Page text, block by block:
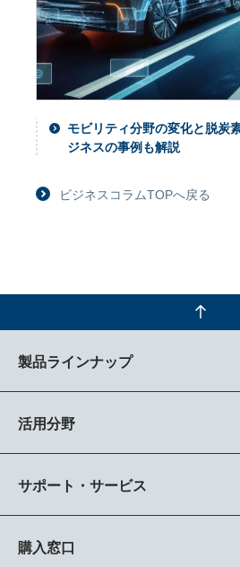
モビリティ分野の変化と脱炭
ジネスの事例も解説
ビジネスコラムTOPへ戻る
製品ラインナップ
活用分野
サポート・サービス
購入窓口